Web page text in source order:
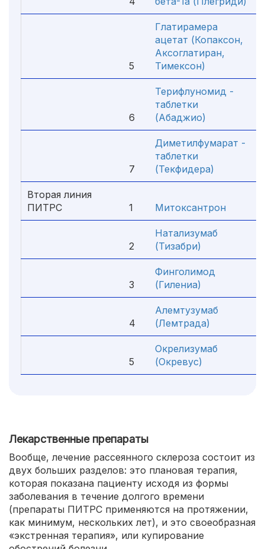
5
Глатирамера
ацетат (Копаксон,
Аксоглатиран,
Тимексон)
6
Терифлуномид -
таблетки
(Абаджио)
7
Диметилфумарат -
таблетки
(Текфидера)
Вторая линия
ПИТРС
1 Митоксантрон
2
Натализумаб
(Тизабри)
3
Финголимод
(Гилениа)
4
Алемтузумаб
(Лемтрада)
5
Окрелизумаб
(Окревус)
Лекарственные препараты
Вообще, лечение рассеянного склероза состоит из
двух больших разделов: это плановая терапия,
которая показана пациенту исходя из формы
заболевания в течение долгого времени
(препараты ПИТРС применяются на протяжении,
как минимум, нескольких лет), и это своеобразная
«экстренная терапия», или купирование